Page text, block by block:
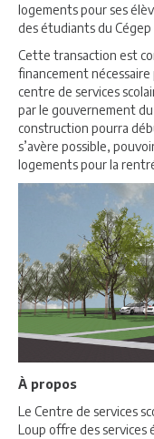
logements pour ses
des étudiants du
Cette transaction est
financement
centre de services
par le gouvernement
construction pourra
s’avère possible,
logements pour la
À propos
Le Centre de services
Loup offre des services